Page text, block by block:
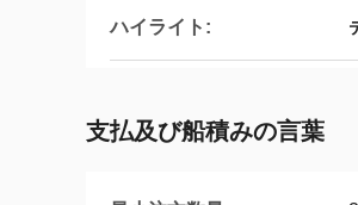
ハイライト:
支払及び船積みの言葉